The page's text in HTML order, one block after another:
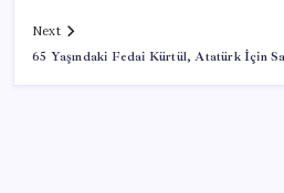
Next
65 Yaşındaki Fedai Kürtül, Atatürk İçin